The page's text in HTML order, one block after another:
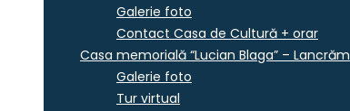
Galerie foto
Contact Casa de Cultură + orar
Casa memorială “Lucian Blaga” – Lancrăm
Galerie foto
Tur virtual